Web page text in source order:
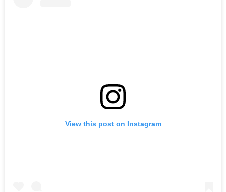
View this post on Instagram